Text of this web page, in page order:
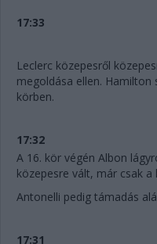
17:33
Leclerc közepesről
megoldása ellen.
körben.
17:32
A 16. kör végén Albon
közepesre vált, már csak
Antonelli pedig támadás
17:31